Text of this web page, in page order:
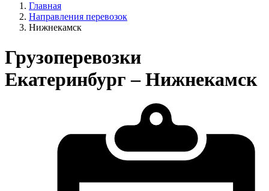
Главная
Направления перевозок
Нижнекамск
Грузоперевозки
Екатеринбург – Нижнекамск